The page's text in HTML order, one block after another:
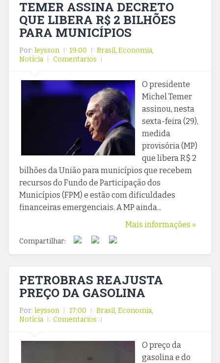
TEMER ASSINA DECRETO
QUE LIBERA R$ 2 BILHÕES
PARA MUNICÍPIOS
Por: leysson 19:00 Brasil, Economia,
Notícia
Comentarios
O presidente
Michel Temer
assinou, nesta
sexta-feira (29),
medida
provisória (MP)
que libera R$ 2
bilhões da União para municípios que recebem
recursos do Fundo de Participação dos
Municípios (FPM) e estão com dificuldades
financeiras emergenciais. A MP ainda...
Mais informações »
Compartilhar:
PETROBRAS REAJUSTA
PREÇO DA GASOLINA
Por: leysson 17:00 Brasil, Economia,
Notícia
Comentarios
O preço da
gasolina e do